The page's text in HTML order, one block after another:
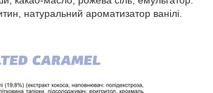
натуральний ароматизатор ванілі.